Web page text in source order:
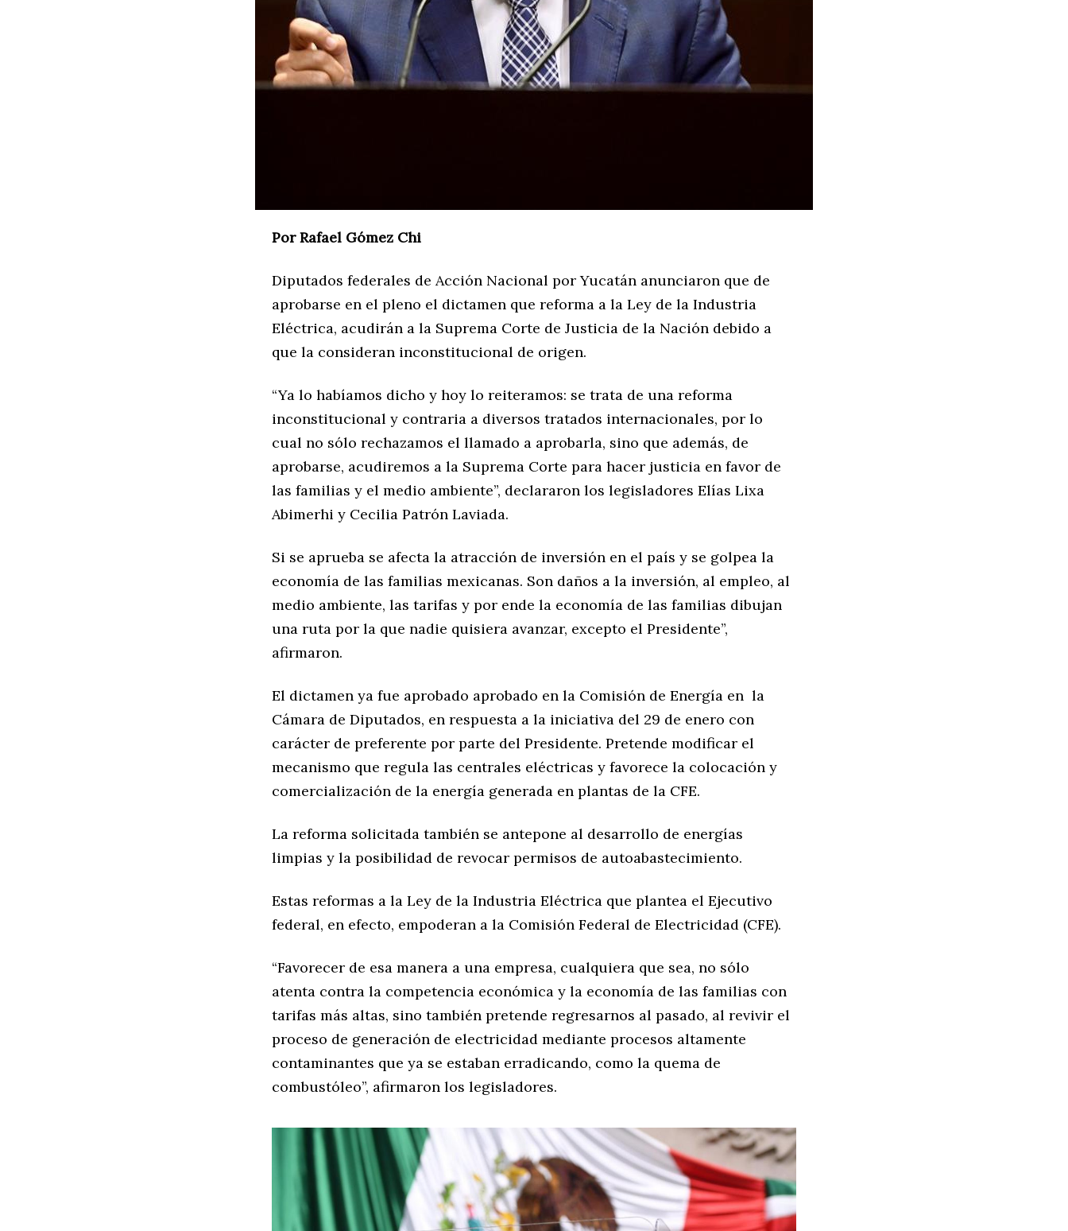
Por Rafael Gómez Chi
Diputados federales de Acción Nacional por Yucatán anunciaron que de
aprobarse en el pleno el dictamen que reforma a la Ley de la Industria
Eléctrica, acudirán a la Suprema Corte de Justicia de la Nación debido a
que la consideran inconstitucional de origen.
“Ya lo habíamos dicho y hoy lo reiteramos: se trata de una reforma
inconstitucional y contraria a diversos tratados internacionales, por lo
cual no sólo rechazamos el llamado a aprobarla, sino que además, de
aprobarse, acudiremos a la Suprema Corte para hacer justicia en favor de
las familias y el medio ambiente”, declararon los legisladores Elías Lixa
Abimerhi y Cecilia Patrón Laviada.
Si se aprueba se afecta la atracción de inversión en el país y se golpea la
economía de las familias mexicanas. Son daños a la inversión, al empleo, al
medio ambiente, las tarifas y por ende la economía de las familias dibujan
una ruta por la que nadie quisiera avanzar, excepto el Presidente”,
afirmaron.
El dictamen ya fue aprobado aprobado en la Comisión de Energía en la
Cámara de Diputados, en respuesta a la iniciativa del 29 de enero con
carácter de preferente por parte del Presidente. Pretende modificar el
mecanismo que regula las centrales eléctricas y favorece la colocación y
comercialización de la energía generada en plantas de la CFE.
La reforma solicitada también se antepone al desarrollo de energías
limpias y la posibilidad de revocar permisos de autoabastecimiento.
Estas reformas a la Ley de la Industria Eléctrica que plantea el Ejecutivo
federal, en efecto, empoderan a la Comisión Federal de Electricidad (CFE).
“Favorecer de esa manera a una empresa, cualquiera que sea, no sólo
atenta contra la competencia económica y la economía de las familias con
tarifas más altas, sino también pretende regresarnos al pasado, al revivir el
proceso de generación de electricidad mediante procesos altamente
contaminantes que ya se estaban erradicando, como la quema de
combustóleo”, afirmaron los legisladores.